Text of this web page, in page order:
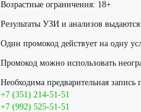
Возрастные ограничения: 18+
Результаты УЗИ и анализов
Один промокод действует на одну
Промокод можно использовать
Необходима предварительная запись
+7 (351) 214-51-51
+7 (992) 525-51-51